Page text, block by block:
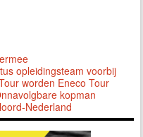
opleidingsteam voorbij
worden Eneco Tour
kopman
Nederland